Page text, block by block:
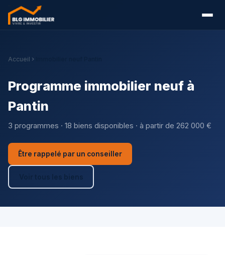
Accueil
Programme immobilier neuf à
Pantin
3 programmes · 18 biens disponibles · à partir de 262 000 €
Être rappelé par un conseiller
Voir tous les biens